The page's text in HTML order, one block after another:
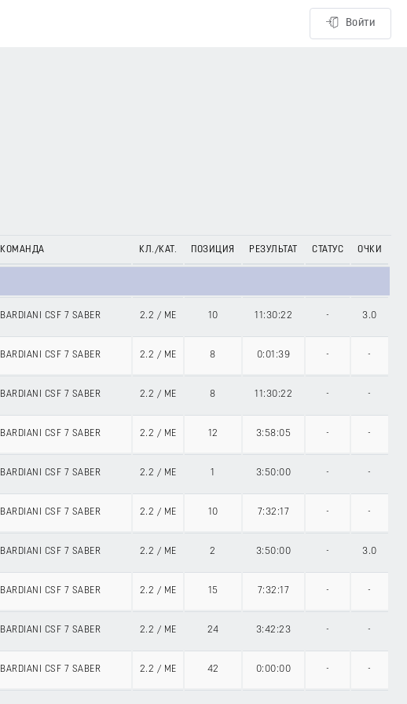
Войти
КОМАНДА КЛ./КАТ. ПОЗИЦИЯ РЕЗУЛЬТАТ СТАТУС ОЧКИ
BARDIANI CSF 7 SABER 2.2 / ME 10 11:30:22 - 3.0
BARDIANI CSF 7 SABER 2.2 / ME 8 0:01:39 - -
BARDIANI CSF 7 SABER 2.2 / ME 8 11:30:22 - -
BARDIANI CSF 7 SABER 2.2 / ME 12 3:58:05 - -
BARDIANI CSF 7 SABER 2.2 / ME 1 3:50:00 - -
BARDIANI CSF 7 SABER 2.2 / ME 10 7:32:17 - -
BARDIANI CSF 7 SABER 2.2 / ME 2 3:50:00 - 3.0
BARDIANI CSF 7 SABER 2.2 / ME 15 7:32:17 - -
BARDIANI CSF 7 SABER 2.2 / ME 24 3:42:23 - -
BARDIANI CSF 7 SABER 2.2 / ME 42 0:00:00 - -